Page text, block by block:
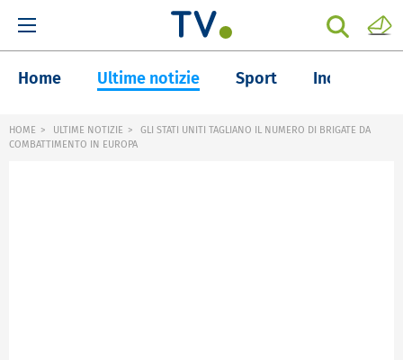
Home Ultime notizie Sport Inchieste
HOME ULTIME NOTIZIE
GLI STATI UNITI TAGLIANO IL NUMERO DI BRIGATE DA
COMBATTIMENTO IN EUROPA